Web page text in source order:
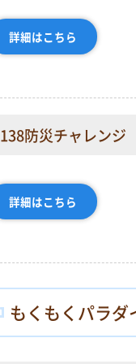
詳細はこちら
138防災チャレンジ
詳細はこちら
もくもくパラ